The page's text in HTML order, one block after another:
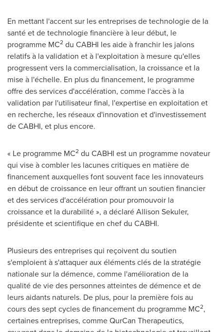
En mettant l'accent sur les entreprises de technologie de la
santé et de technologie financière à leur début, le
programme MC2 du CABHI les aide à franchir les jalons
relatifs à la validation et à l'exploitation à mesure qu'elles
progressent vers la commercialisation, la croissance et la
mise à l'échelle. En plus du financement, le programme
offre des services d'accélération, comme l'accès à la
validation par l'utilisateur final, l'expertise en exploitation et
en recherche, les réseaux d'innovation et d'investissement
de CABHI, et plus encore.
« Le programme MC2 du CABHI est un programme novateur
qui vise à combler les lacunes critiques en matière de
financement auxquelles font souvent face les innovateurs
en début de croissance en leur offrant un soutien financier
et des services d'accélération pour promouvoir la
croissance et la durabilité », a déclaré Allison Sekuler,
présidente et scientifique en chef du CABHI.
Plusieurs des entreprises qui reçoivent du soutien
s'emploient à s'attaquer aux éléments clés de la stratégie
nationale sur la démence, comme l'amélioration de la
qualité de vie des personnes atteintes de démence et de
leurs aidants naturels. De plus, pour la première fois au
cours des sept cycles de financement du programme MC2,
certaines entreprises, comme QurCan Therapeutics,